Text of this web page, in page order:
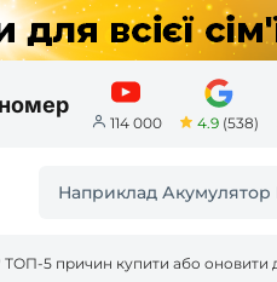
114 000 4.9(538)
ТОП-5 причин купити або оновити